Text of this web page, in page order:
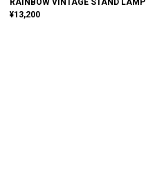
RAINBOW VINTAGE STAND LAMP
¥13,200